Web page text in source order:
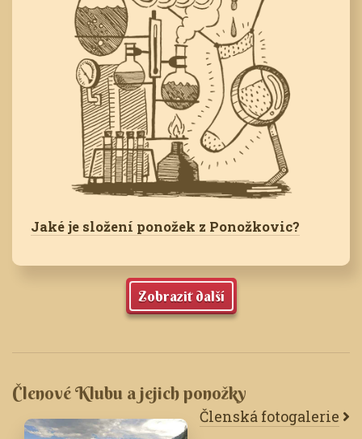
Jaké je složení ponožek z Ponožkovic?
Zobrazit další
Členové Klubu a jejich ponožky
Členská fotogalerie